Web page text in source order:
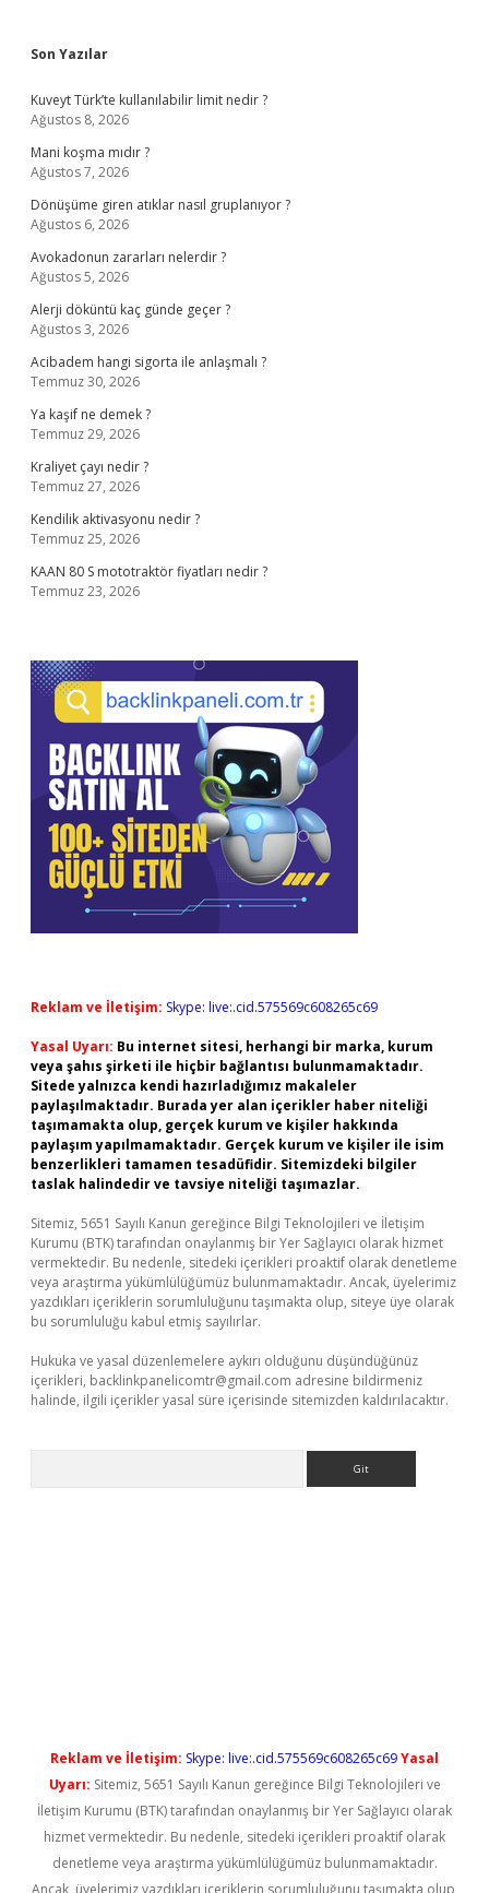
Sidebar
Son Yazılar
Kuveyt Türk’te kullanılabilir limit nedir ?
Ağustos 8, 2026
Mani koşma mıdır ?
Ağustos 7, 2026
Dönüşüme giren atıklar nasıl gruplanıyor ?
Ağustos 6, 2026
Avokadonun zararları nelerdir ?
Ağustos 5, 2026
Alerji döküntü kaç günde geçer ?
Ağustos 3, 2026
Acibadem hangi sigorta ile anlaşmalı ?
Temmuz 30, 2026
Ya kaşif ne demek ?
Temmuz 29, 2026
Kraliyet çayı nedir ?
Temmuz 27, 2026
Kendilik aktivasyonu nedir ?
Temmuz 25, 2026
KAAN 80 S mototraktör fiyatları nedir ?
Temmuz 23, 2026
Reklam ve İletişim: Skype: live:.cid.575569c608265c69
Yasal Uyarı: Bu internet sitesi, herhangi bir marka, kurum
veya şahıs şirketi ile hiçbir bağlantısı bulunmamaktadır.
Sitede yalnızca kendi hazırladığımız makaleler
paylaşılmaktadır. Burada yer alan içerikler haber niteliği
taşımamakta olup, gerçek kurum ve kişiler hakkında
paylaşım yapılmamaktadır. Gerçek kurum ve kişiler ile isim
benzerlikleri tamamen tesadüfidir. Sitemizdeki bilgiler
taslak halindedir ve tavsiye niteliği taşımazlar.
Sitemiz, 5651 Sayılı Kanun gereğince Bilgi Teknolojileri ve İletişim
Kurumu (BTK) tarafından onaylanmış bir Yer Sağlayıcı olarak hizmet
vermektedir. Bu nedenle, sitedeki içerikleri proaktif olarak denetleme
veya araştırma yükümlülüğümüz bulunmamaktadır. Ancak, üyelerimiz
yazdıkları içeriklerin sorumluluğunu taşımakta olup, siteye üye olarak
bu sorumluluğu kabul etmiş sayılırlar.
Hukuka ve yasal düzenlemelere aykırı olduğunu düşündüğünüz
içerikleri, backlinkpanelicomtr@gmail.com adresine bildirmeniz
halinde, ilgili içerikler yasal süre içerisinde sitemizden kaldırılacaktır.
Reklam ve İletişim: Skype: live:.cid.575569c608265c69Yasal
Uyarı: Sitemiz, 5651 Sayılı Kanun gereğince Bilgi Teknolojileri ve
İletişim Kurumu (BTK) tarafından onaylanmış bir Yer Sağlayıcı olarak
hizmet vermektedir. Bu nedenle, sitedeki içerikleri proaktif olarak
denetleme veya araştırma yükümlülüğümüz bulunmamaktadır.
Ancak, üyelerimiz yazdıkları içeriklerin sorumluluğunu taşımakta olup,